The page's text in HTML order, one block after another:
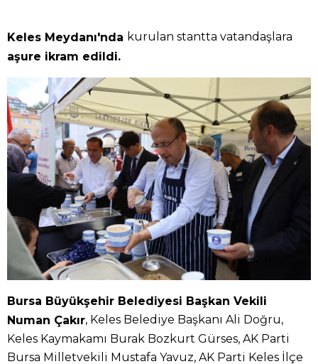
Keles Meydanı'nda kurulan stantta vatandaşlara
aşure ikram edildi.
Bursa Büyükşehir Belediyesi Başkan Vekili
Numan Çakır, Keles Belediye Başkanı Ali Doğru,
Keles Kaymakamı Burak Bozkurt Gürses, AK Parti
Bursa Milletvekili Mustafa Yavuz, AK Parti Keles İlçe